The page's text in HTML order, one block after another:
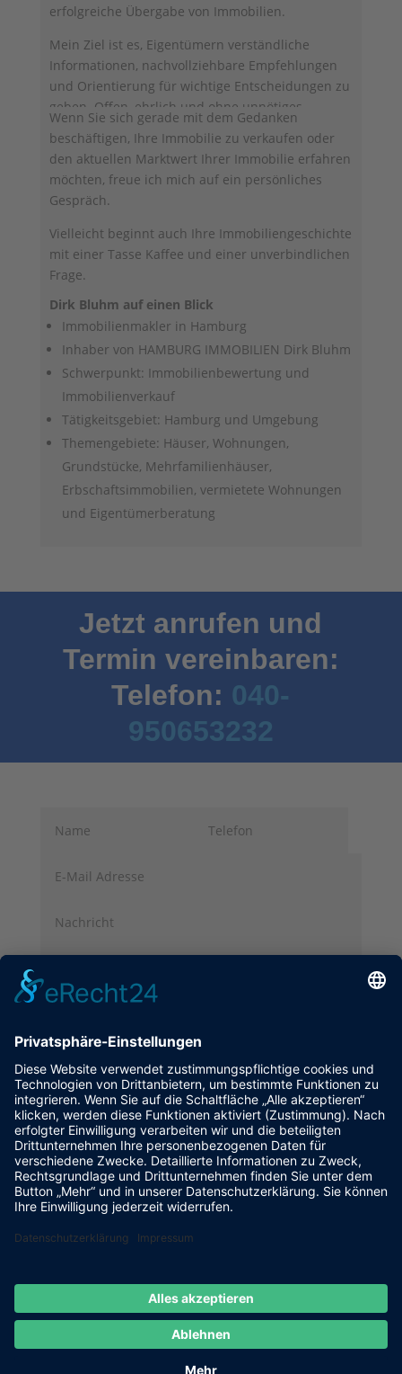
erfolgreiche Übergabe von Immobilien.
Mein Ziel ist es, Eigentümern verständliche
Informationen, nachvollziehbare Empfehlungen
und Orientierung für wichtige Entscheidungen zu
geben. Offen, ehrlich und ohne unnötiges
Fachchinesisch.
Wenn Sie sich gerade mit dem Gedanken
beschäftigen, Ihre Immobilie zu verkaufen oder
den aktuellen Marktwert Ihrer Immobilie erfahren
möchten, freue ich mich auf ein persönliches
Gespräch.
Vielleicht beginnt auch Ihre Immobiliengeschichte
mit einer Tasse Kaffee und einer unverbindlichen
Frage.
Dirk Bluhm auf einen Blick
Immobilienmakler in Hamburg
Inhaber von HAMBURG IMMOBILIEN Dirk Bluhm
Schwerpunkt: Immobilienbewertung und
Immobilienverkauf
Tätigkeitsgebiet: Hamburg und Umgebung
Themengebiete: Häuser, Wohnungen,
Grundstücke, Mehrfamilienhäuser,
Erbschaftsimmobilien, vermietete Wohnungen
und Eigentümerberatung
Jetzt anrufen und
Termin vereinbaren:
Telefon: 040-
950653232
HAMBURG IMMOBILIEN Dirk BluhmIhr
Immobilienmakler in Hamburg © 2013 - 2026
vorbehalten!
Hamburg, Tel.: 040-950653232
Youtube Kanal facebook Instagram Stadtteile
Impressum Kontakt